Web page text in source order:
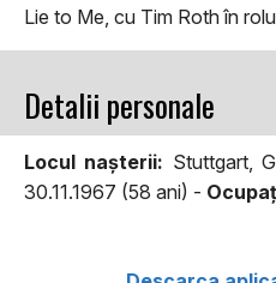
Lie to Me, cu Tim Roth în
Detalii personale
Locul naşterii: Stuttgart,
30.11.1967 (58 ani) -